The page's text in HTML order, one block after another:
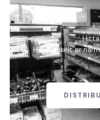
Hitta enkelt er